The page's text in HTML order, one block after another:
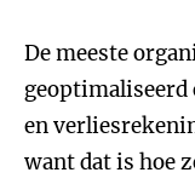
De meeste
en
want dat is hoe